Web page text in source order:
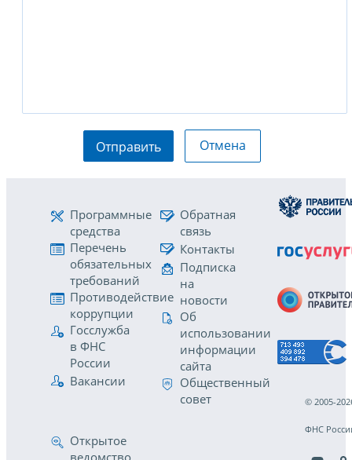
Отправить Отмена
Программные
средства
Перечень
обязательных
требований
Противодействие
коррупции
Госслужба
в ФНС
России
Вакансии
Обратная
связь
Контакты
Подписка
на
новости
Об
использовании
информации
сайта
Общественный
совет
Открытое
© 2005-
ФНС